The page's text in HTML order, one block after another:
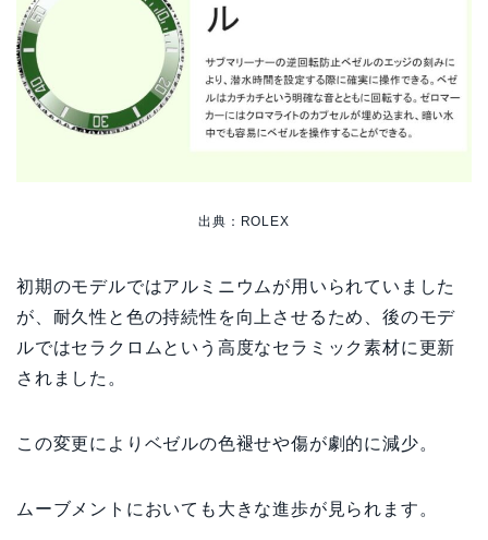
出典：ROLEX
初期のモデルではアルミニウムが用いられていました
が、耐久性と色の持続性を向上させるため、後のモデ
ルではセラクロムという高度なセラミック素材に更新
されました。
この変更によりベゼルの色褪せや傷が劇的に減少。
ムーブメントにおいても大きな進歩が見られます。